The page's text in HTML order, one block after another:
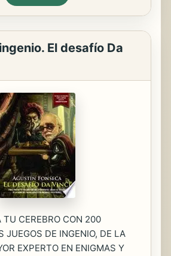
El desafío Da
TU CEREBRO CON 200
JUEGOS DE INGENIO, DE LA
EXPERTO EN ENIGMAS Y